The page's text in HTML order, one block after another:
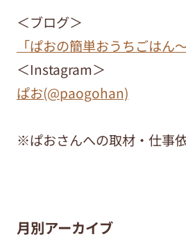
＜ブログ＞
「ぱおの簡単おうちごはん～
＜Instagram＞
ぱお(@paogohan)
※ぱおさんへの取材・仕事
月別アーカイブ